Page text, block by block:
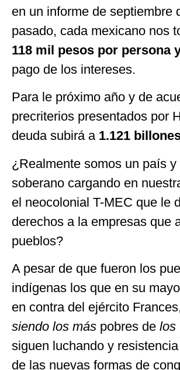
en un informe de septiembre
pasado, cada mexicano nos
118 mil pesos por persona
pago de los intereses.
Para le próximo año y de
precriterios presentados por
deuda subirá a 1.121
¿Realmente somos un país y
soberano cargando en
el neocolonial T-MEC que le
derechos a la empresas que
pueblos?
A pesar de que fueron los
indígenas los que en su
en contra del ejército
siendo los más pobres de los
siguen luchando y
de las nuevas formas de